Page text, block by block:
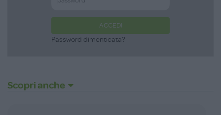
ACCEDI
Password dimenticata?
Scopri anche